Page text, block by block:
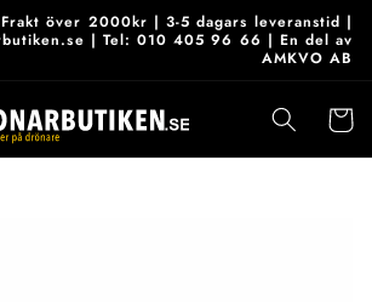
över 2000kr | 3-5 dagars leveranstid |
| Tel: 010 405 96 66 | En del av
AMKVO AB